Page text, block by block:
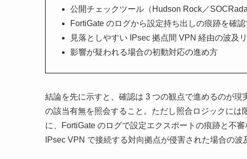
公開チェックツール（Hudson Rock／
FortiGate のログから設定持ち出しの痕跡を確
見落としやすい IPsec 拠点間 VPN 経由の波及
影響が疑われる場合の初動対応の進め方
結論を先に示すと、確認は 3 つの観点で進めるのが
の該当有無を照会すること。ただし照合ロジックに
に、FortiGate のログで設定エクスポートの痕跡と不
IPsec VPN で接続する対向拠点が侵害された場合の